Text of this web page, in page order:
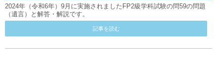
2024年（令和6年）9月に実施されましたFP2級学科試験の問59の問題
（遺言）と解答・解説です。
記事を読む